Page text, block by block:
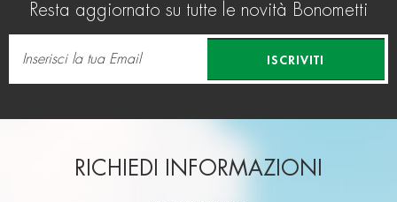
Resta aggiornato su tutte le novità Bonometti
ISCRIVITI
RICHIEDI INFORMAZIONI